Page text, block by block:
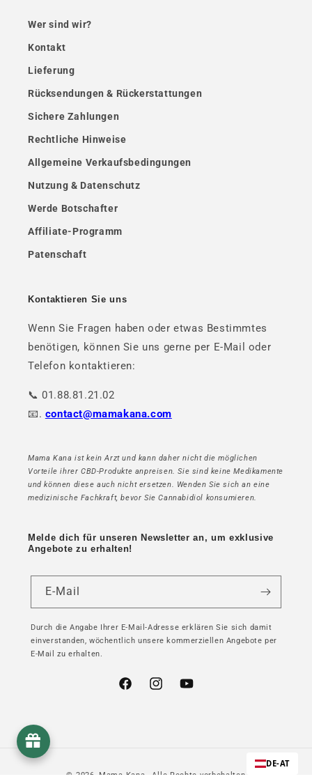
Wer sind wir?
Kontakt
Lieferung
Rücksendungen & Rückerstattungen
Sichere Zahlungen
Rechtliche Hinweise
Allgemeine Verkaufsbedingungen
Nutzung & Datenschutz
Werde Botschafter
Affiliate-Programm
Patenschaft
Kontaktieren Sie uns
Wenn Sie Fragen haben oder etwas Bestimmtes
benötigen, können Sie uns gerne per E-Mail oder
Telefon kontaktieren:
📞 01.88.81.21.02
📧. contact@mamakana.com
Mama Kana ist kein Arzt und kann daher nicht die möglichen
Vorteile ihrer CBD-Produkte anpreisen. Sie sind keine Medikamente
und können diese auch nicht ersetzen. Wenden Sie sich an eine
medizinische Fachkraft, bevor Sie Cannabidiol konsumieren.
Melde dich für unseren Newsletter an, um exklusive
Angebote zu erhalten!
E-Mail
Durch die Angabe Ihrer E-Mail-Adresse erklären Sie sich damit
einverstanden, wöchentlich unsere kommerziellen Angebote per
E-Mail zu erhalten.
FacebookInstagramYouTube
© 2026,Mama Kana - Alle Rechte vorbehalten
DE-AT